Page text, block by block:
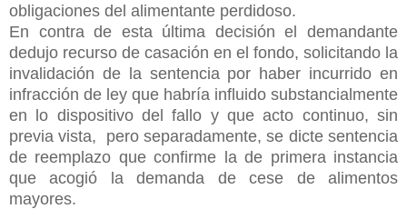
obligaciones del alimentante perdidoso.
En contra de esta última decisión el demandante
dedujo recurso de casación en el fondo, solicitando la
invalidación de la sentencia por haber incurrido en
infracción de ley que habría influido substancialmente
en lo dispositivo del fallo y que acto continuo, sin
previa vista, pero separadamente, se dicte sentencia
de reemplazo que confirme la de primera instancia
que acogió la demanda de cese de alimentos
mayores.